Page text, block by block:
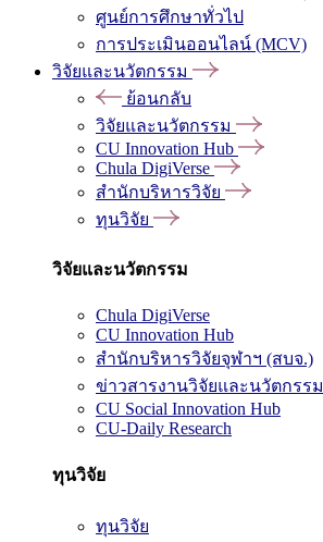
ศูนย์การศึกษาทั่วไป
การประเมินออนไลน์ (MCV)
วิจัยและนวัตกรรม
ย้อนกลับ
วิจัยและนวัตกรรม
CU Innovation Hub
Chula DigiVerse
สำนักบริหารวิจัย
ทุนวิจัย
วิจัยและนวัตกรรม
Chula DigiVerse
CU Innovation Hub
สำนักบริหารวิจัยจุฬาฯ (สบจ.)
ข่าวสารงานวิจัยและนวัตกรรม
CU Social Innovation Hub
CU-Daily Research
ทุนวิจัย
ทุนวิจัย